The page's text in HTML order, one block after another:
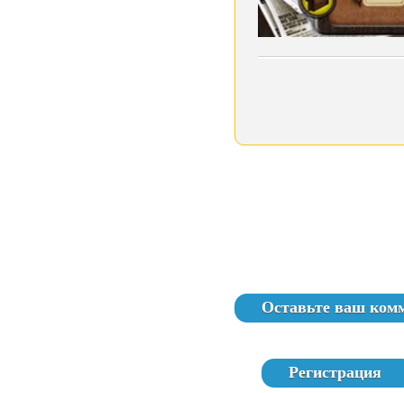
Оставьте ваш
Регистрация